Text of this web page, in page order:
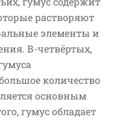
растворяют
элементы и
В-четвёртых,
количество
основным
гумус обладает